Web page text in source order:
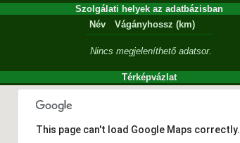
Szolgálati helyek az adatbázisban
Név
Vágányhossz (km)
Nincs megjeleníthető adatsor.
Térképvázlat
This page can't load Google Maps correctly.